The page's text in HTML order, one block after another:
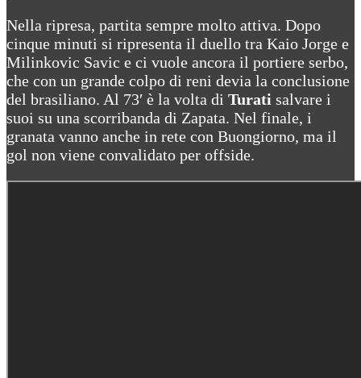
Nella ripresa, partita sempre molto attiva. Dopo
cinque minuti si ripresenta il duello tra Kaio Jorge e
Milinkovic Savic e ci vuole ancora il portiere serbo,
che con un grande colpo di reni devia la conclusione
del brasiliano. Al 73′ è la volta di Turati salvare i
suoi su una scorribanda di Zapata. Nel finale, i
granata vanno anche in rete con Buongiorno, ma il
gol non viene convalidato per offside.